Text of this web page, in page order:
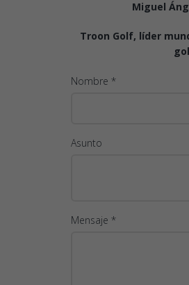
Miguel
Troon Golf, líder
Nombre *
Asunto
Mensaje *